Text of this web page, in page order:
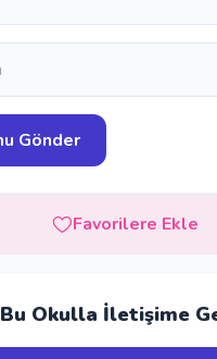
Favorilere Ekle
Bu Okulla İletişime